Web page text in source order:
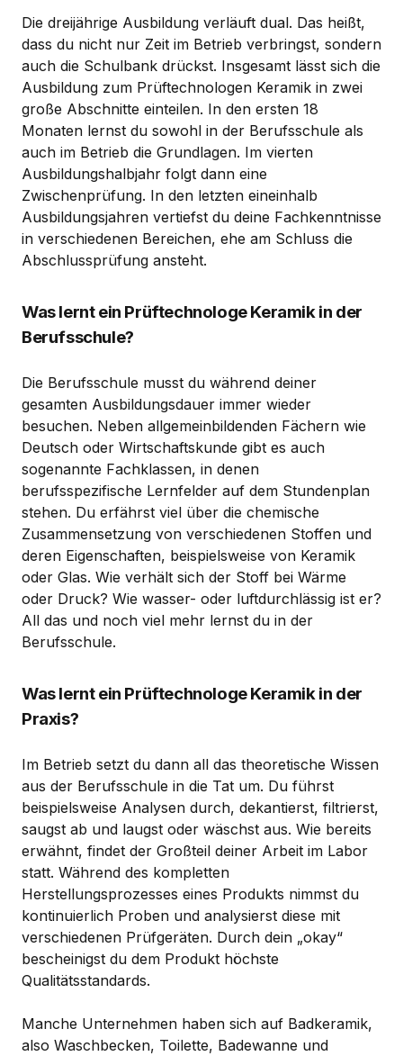
Die dreijährige Ausbildung verläuft dual. Das heißt,
dass du nicht nur Zeit im Betrieb verbringst, sondern
auch die Schulbank drückst. Insgesamt lässt sich die
Ausbildung zum Prüftechnologen Keramik in zwei
große Abschnitte einteilen. In den ersten 18
Monaten lernst du sowohl in der Berufsschule als
auch im Betrieb die Grundlagen. Im vierten
Ausbildungshalbjahr folgt dann eine
Zwischenprüfung. In den letzten eineinhalb
Ausbildungsjahren vertiefst du deine Fachkenntnisse
in verschiedenen Bereichen, ehe am Schluss die
Abschlussprüfung ansteht.
Was lernt ein Prüftechnologe Keramik in der
Berufsschule?
Die Berufsschule musst du während deiner
gesamten Ausbildungsdauer immer wieder
besuchen. Neben allgemeinbildenden Fächern wie
Deutsch oder Wirtschaftskunde gibt es auch
sogenannte Fachklassen, in denen
berufsspezifische Lernfelder auf dem Stundenplan
stehen. Du erfährst viel über die chemische
Zusammensetzung von verschiedenen Stoffen und
deren Eigenschaften, beispielsweise von Keramik
oder Glas. Wie verhält sich der Stoff bei Wärme
oder Druck? Wie wasser- oder luftdurchlässig ist er?
All das und noch viel mehr lernst du in der
Berufsschule.
Was lernt ein Prüftechnologe Keramik in der
Praxis?
Im Betrieb setzt du dann all das theoretische Wissen
aus der Berufsschule in die Tat um. Du führst
beispielsweise Analysen durch, dekantierst, filtrierst,
saugst ab und laugst oder wäschst aus. Wie bereits
erwähnt, findet der Großteil deiner Arbeit im Labor
statt. Während des kompletten
Herstellungsprozesses eines Produkts nimmst du
kontinuierlich Proben und analysierst diese mit
verschiedenen Prüfgeräten. Durch dein „okay“
bescheinigst du dem Produkt höchste
Qualitätsstandards.
Manche Unternehmen haben sich auf Badkeramik,
also Waschbecken, Toilette, Badewanne und